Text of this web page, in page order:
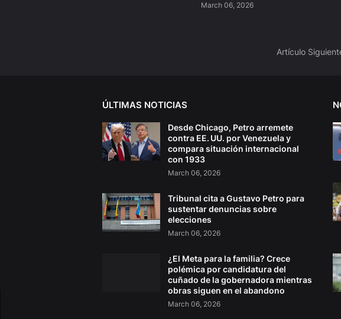
March 06, 2026
Artículo
ÚLTIMAS NOTICIAS
Desde Chicago, Petro arremete
contra EE. UU. por Venezuela y
compara situación internacional
con 1933
March 06, 2026
Tribunal cita a Gustavo Petro para
sustentar denuncias sobre
elecciones
March 06, 2026
¿El Meta para la familia? Crece
polémica por candidatura del
cuñado de la gobernadora mientras
obras siguen en el abandono
March 06, 2026